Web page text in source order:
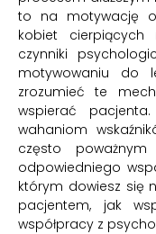
to na motywację
kobiet cierpiących
czynniki
motywowaniu do
zrozumieć te
wspierać
wahaniom
często
odpowiedniego
którym dowiesz się
pacjentem, jak
współpracy z